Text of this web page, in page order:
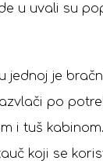
u uvali su
jednoj je
po
i tuš
koji se